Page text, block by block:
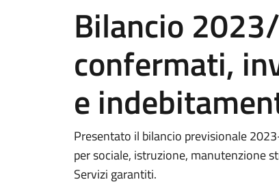
Bilancio
confermati,
e
Presentato il bilancio previsionale
per sociale, istruzione, manutenzione
Servizi garantiti.